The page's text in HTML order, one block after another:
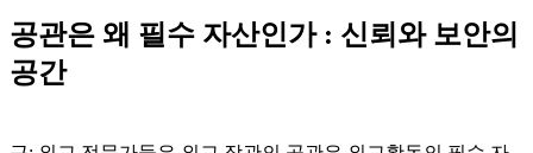
공관은 왜 필수 자산인가 : 신뢰와 보안의
공간